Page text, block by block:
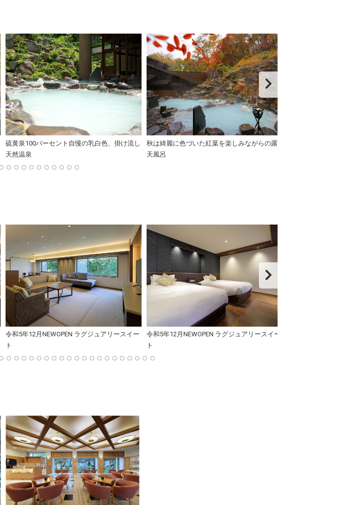
硫黄泉100パーセント自慢の乳白色、掛け流し
天然温泉
秋は綺麗に色づいた紅葉を楽しみながらの露
天風呂
令和5年12月NEWOPEN ラグジュアリースイー
ト
令和5年12月NEWOPEN ラグジュアリースイー
ト